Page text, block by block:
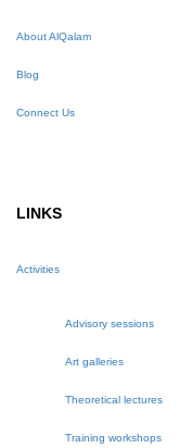
About AlQalam
Blog
Connect Us
LINKS
Activities
Advisory sessions
Art galleries
Theoretical lectures
Training workshops